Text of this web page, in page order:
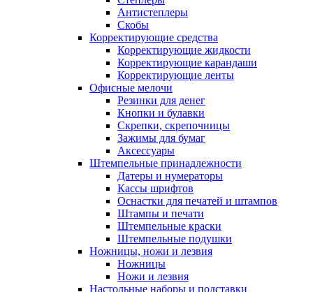
Антистеплеры
Скобы
Корректирующие средства
Корректирующие жидкости
Корректирующие карандаши
Корректирующие ленты
Офисные мелочи
Резинки для денег
Кнопки и булавки
Скрепки, скрепочницы
Зажимы для бумаг
Аксессуары
Штемпельные принадлежности
Датеры и нумераторы
Кассы шрифтов
Оснастки для печатей и штампов
Штампы и печати
Штемпельные краски
Штемпельные подушки
Ножницы, ножи и лезвия
Ножницы
Ножи и лезвия
Настольные наборы и подставки